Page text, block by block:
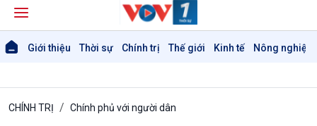
Giới thiệu Thời sự Chính trị Thế giới Kinh tế Nông nghiệp
CHÍNH TRỊ Chính phủ với người dân